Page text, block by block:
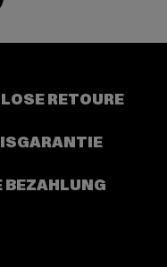
RETOURE
BEZAHLUNG